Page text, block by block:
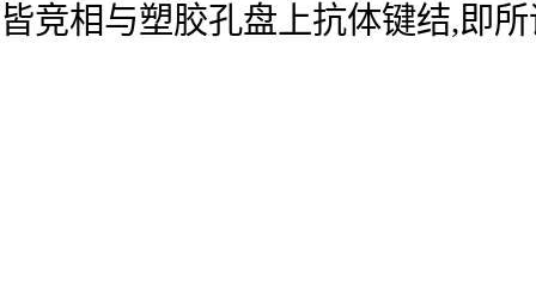
皆竞相与塑胶孔盘上抗体键结,即